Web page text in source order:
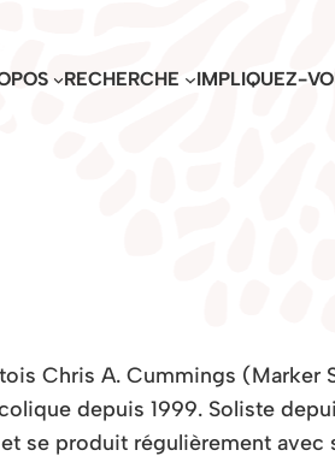
RECHERCHE IMPLIQUEZ-
Chris A. Cummings (Marker
depuis 1999. Soliste
se produit régulièrement avec